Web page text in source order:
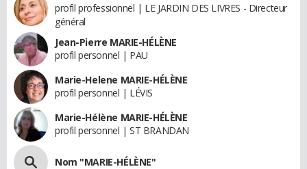
profil professionnel | LE JARDIN DES LIVRES - Directeur
général
Jean-Pierre MARIE-HÉLÈNE
profil personnel | PAU
Marie-Helene MARIE-HÉLÈNE
profil personnel | LÉVIS
Marie-Hélène MARIE-HÉLÈNE
profil personnel | ST BRANDAN
Nom "MARIE-HÉLÈNE"